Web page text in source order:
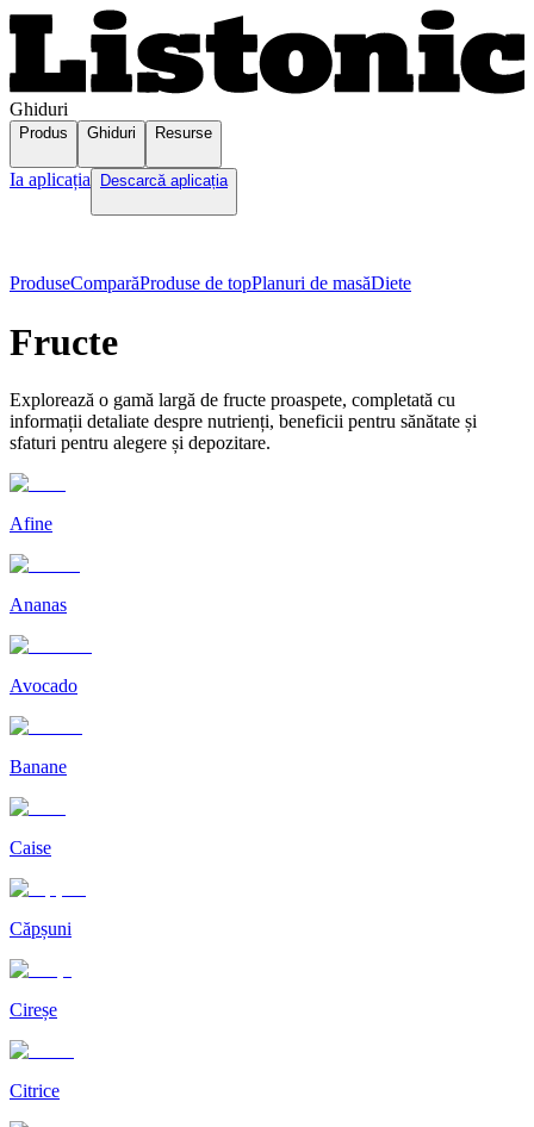
Ghiduri
Produs Ghiduri Resurse
Ia aplicația Descarcă aplicația
ProduseComparăProduse de topPlanuri de masăDiete
Fructe
Explorează o gamă largă de fructe proaspete, completată cu
informații detaliate despre nutrienți, beneficii pentru sănătate și
sfaturi pentru alegere și depozitare.
Afine
Ananas
Avocado
Banane
Caise
Căpșuni
Cireșe
Citrice